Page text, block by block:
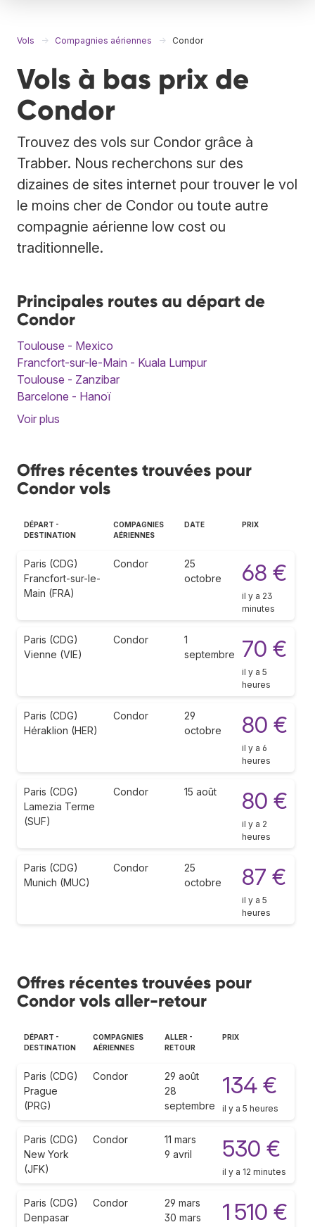
Vols Compagnies aériennes Condor
Vols à bas prix de
Condor
Trouvez des vols sur Condor grâce à
Trabber. Nous recherchons sur des
dizaines de sites internet pour trouver le vol
le moins cher de Condor ou toute autre
compagnie aérienne low cost ou
traditionnelle.
Principales routes au départ de
Condor
Toulouse - Mexico
Francfort-sur-le-Main - Kuala Lumpur
Toulouse - Zanzibar
Barcelone - Hanoï
Voir plus
Offres récentes trouvées pour
Condor vols
DÉPART -
DESTINATION
COMPAGNIES
AÉRIENNES
DATE PRIX
Paris (CDG)
Francfort-sur-le-
Main (FRA)
Condor
25
octobre
68 €
il y a 23
minutes
Paris (CDG)
Vienne (VIE)
Condor
1
septembre
70 €
il y a 5
heures
Paris (CDG)
Héraklion (HER)
Condor
29
octobre
80 €
il y a 6
heures
Paris (CDG)
Lamezia Terme
(SUF)
Condor 15 août 80 €
il y a 2
heures
Paris (CDG)
Munich (MUC)
Condor
25
octobre
87 €
il y a 5
heures
Offres récentes trouvées pour
Condor vols aller-retour
DÉPART -
DESTINATION
COMPAGNIES
AÉRIENNES
ALLER -
RETOUR
PRIX
Paris (CDG)
Prague
(PRG)
Condor
29 août
28
septembre
134 €
il y a 5 heures
Paris (CDG)
New York
(JFK)
Condor
11 mars
9 avril
530 €
il y a 12 minutes
Paris (CDG)
Denpasar
Condor
29 mars
30 mars
1 510 €